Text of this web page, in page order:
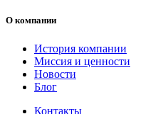
О компании
История компании
Миссия и ценности
Новости
Блог
Контакты